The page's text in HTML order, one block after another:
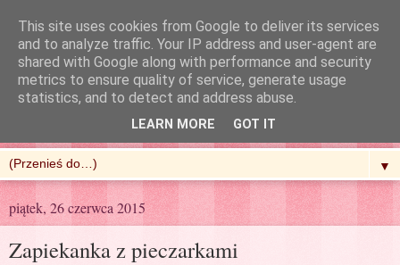
R'n'G Kitchen
▼
piątek, 26 czerwca 2015
Zapiekanka z pieczarkami
This site uses cookies from Google to deliver its services
and to analyze traffic. Your IP address and user-agent are
shared with Google along with performance and security
metrics to ensure quality of service, generate usage
statistics, and to detect and address abuse.
LEARN MORE GOT IT